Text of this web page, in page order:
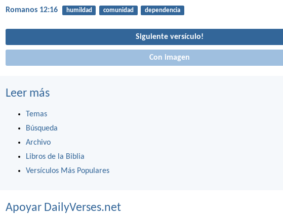
Romanos 12:16 humildad comunidad dependencia
Siguiente versículo!
Con imagen
Leer más
Temas
Búsqueda
Archivo
Libros de la Biblia
Versículos Más Populares
Apoyar DailyVerses.net